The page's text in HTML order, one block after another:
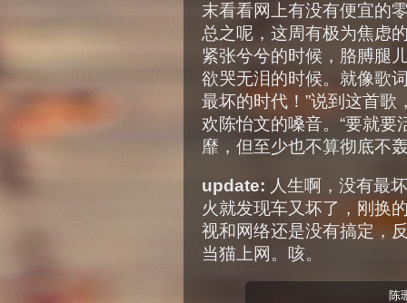
末看看网上有没有便宜的
总之呢，这周有极为焦虑
紧张兮兮的时候，胳膊腿
欲哭无泪的时候。就像歌
最坏的时代！”说到这首
欢陈怡文的嗓音。“要就要
靡，但至少也不算彻底不
update: 人生啊，没有最
火就发现车又坏了，刚换
视和网络还是没有搞定，
当猫上网。咳。
陈